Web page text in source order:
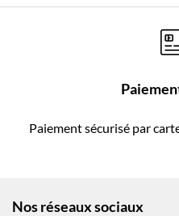
Paiement sécurisé par
Nos réseaux sociaux